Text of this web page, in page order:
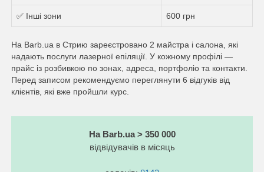
✅ Інші зони 600 грн
На Barb.ua в Стрию зареєстровано 2 майстра і салона, які
надають послуги лазерної епіляції. У кожному профілі —
прайс із розбивкою по зонах, адреса, портфоліо та контакти.
Перед записом рекомендуємо переглянути 6 відгуків від
клієнтів, які вже пройшли курс.
На Barb.ua > 350 000
відвідувачів в місяць